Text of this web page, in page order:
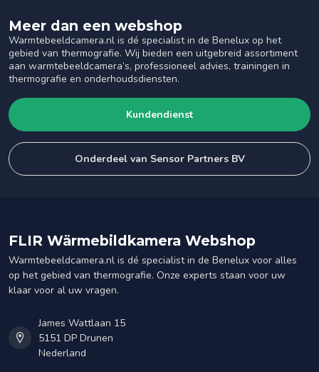
Meer dan een webshop
Warmtebeeldcamera.nl is dé specialist in de Benelux op het
gebied van thermografie. Wij bieden een uitgebreid assortiment
aan warmtebeeldcamera’s, professioneel advies, trainingen in
thermografie en onderhoudsdiensten.
Kundendienst
Onderdeel van Sensor Partners BV
FLIR Wärmebildkamera Webshop
Warmtebeeldcamera.nl is dé specialist in de Benelux voor alles
op het gebied van thermografie. Onze experts staan voor uw
klaar voor al uw vragen.
James Wattlaan 15
5151 DP Drunen
Nederland